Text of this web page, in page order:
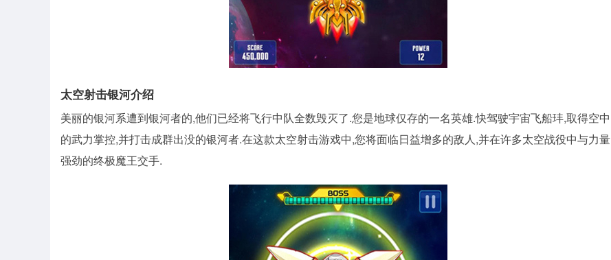
太空射击银河介绍
美丽的银河系遭到银河者的,他们已经将飞行中队全数毁灭了.您是地球仅存的一名英雄.快驾驶宇宙飞船玤,取得空中
的武力掌控,并打击成群出没的银河者.在这款太空射击游戏中,您将面临日益增多的敌人,并在许多太空战役中与力量
强劲的终极魔王交手.